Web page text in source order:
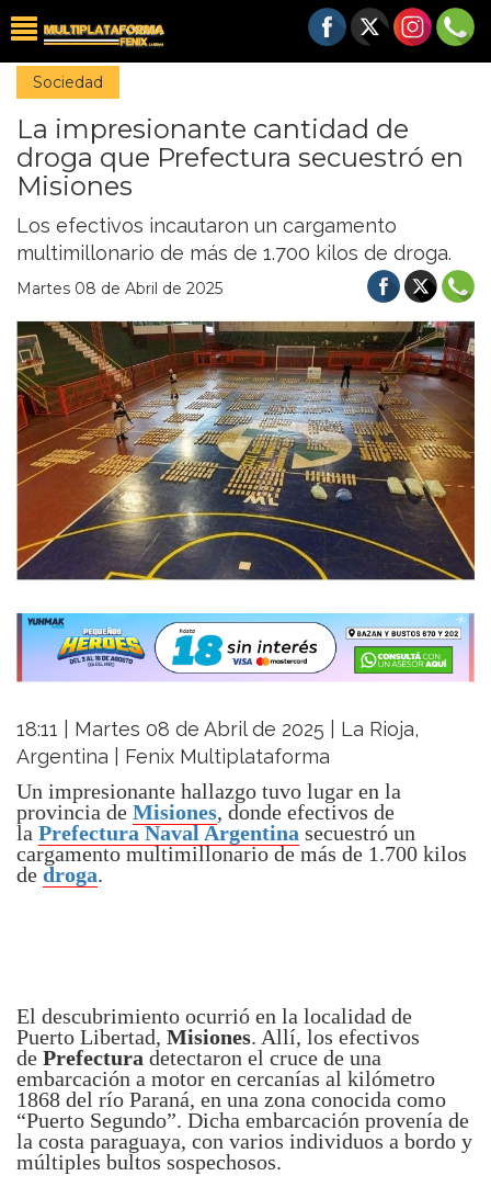
Sociedad
La impresionante cantidad de
droga que Prefectura secuestró en
Misiones
Los efectivos incautaron un cargamento
multimillonario de más de 1.700 kilos de droga.
Martes 08 de Abril de 2025
18:11 | Martes 08 de Abril de 2025 | La Rioja,
Argentina | Fenix Multiplataforma
Un impresionante hallazgo tuvo lugar en la
provincia de Misiones, donde efectivos de
la Prefectura Naval Argentina secuestró un
cargamento multimillonario de más de 1.700 kilos
de droga.
El descubrimiento ocurrió en la localidad de
Puerto Libertad, Misiones. Allí, los efectivos
de Prefectura detectaron el cruce de una
embarcación a motor en cercanías al kilómetro
1868 del río Paraná, en una zona conocida como
“Puerto Segundo”. Dicha embarcación provenía de
la costa paraguaya, con varios individuos a bordo y
múltiples bultos sospechosos.